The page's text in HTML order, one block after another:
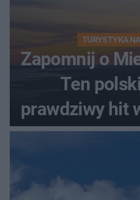
TURYSTYKA
Zapomnij o
Ten
prawdziwy hit